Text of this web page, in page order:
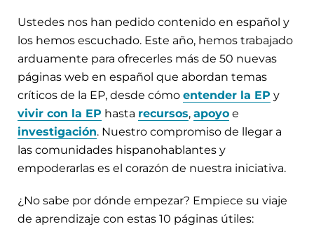
Ustedes nos han pedido contenido en español y
los hemos escuchado. Este año, hemos trabajado
arduamente para ofrecerles más de 50 nuevas
páginas web en español que abordan temas
críticos de la EP, desde cómo entender la EP y
vivir con la EP hasta recursos, apoyo e
investigación. Nuestro compromiso de llegar a
las comunidades hispanohablantes y
empoderarlas es el corazón de nuestra iniciativa.
¿No sabe por dónde empezar? Empiece su viaje
de aprendizaje con estas 10 páginas útiles: